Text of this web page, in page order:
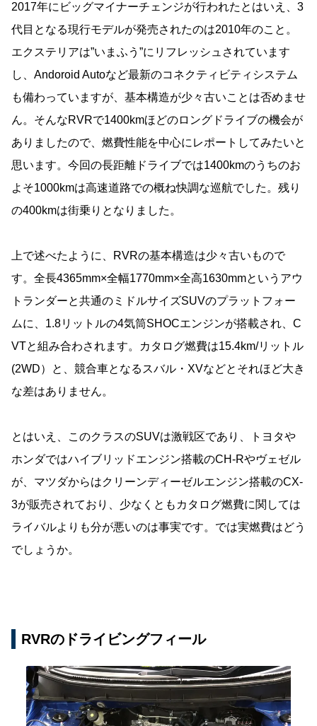
2017年にビッグマイナーチェンジが行われたとはいえ、3
代目となる現行モデルが発売されたのは2010年のこと。
エクステリアは”いまふう”にリフレッシュされています
し、Andoroid Autoなど最新のコネクティビティシステム
も備わっていますが、基本構造が少々古いことは否めませ
ん。そんなRVRで1400kmほどのロングドライブの機会が
ありましたので、燃費性能を中心にレポートしてみたいと
思います。今回の長距離ドライブでは1400kmのうちのお
よそ1000kmは高速道路での概ね快調な巡航でした。残り
の400kmは街乗りとなりました。
上で述べたように、RVRの基本構造は少々古いもので
す。全長4365mm×全幅1770mm×全高1630mmというアウ
トランダーと共通のミドルサイズSUVのプラットフォー
ムに、1.8リットルの4気筒SHOCエンジンが搭載され、C
VTと組み合わされます。カタログ燃費は15.4km/リットル
(2WD）と、競合車となるスバル・XVなどとそれほど大き
な差はありません。
とはいえ、このクラスのSUVは激戦区であり、トヨタや
ホンダではハイブリッドエンジン搭載のCH-Rやヴェゼル
が、マツダからはクリーンディーゼルエンジン搭載のCX-
3が販売されており、少なくともカタログ燃費に関しては
ライバルよりも分が悪いのは事実です。では実燃費はどう
でしょうか。
RVRのドライビングフィール